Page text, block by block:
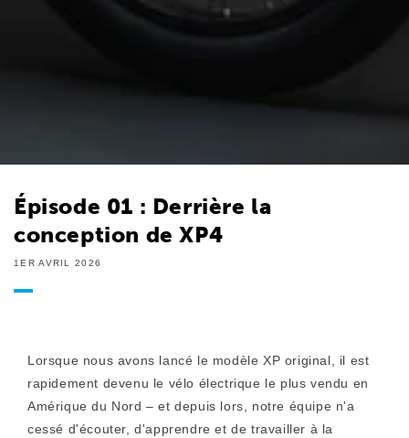
Épisode 01 : Derrière la
conception de XP4
1ER AVRIL 2026
Lorsque nous avons lancé le modèle XP original, il est
rapidement devenu le vélo électrique le plus vendu en
Amérique du Nord – et depuis lors, notre équipe n'a
cessé d'écouter, d'apprendre et de travailler à la